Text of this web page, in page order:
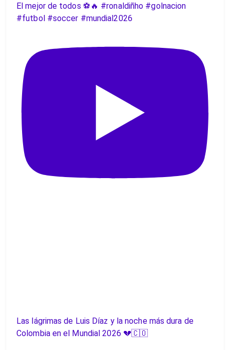
El mejor de todos ⚽️🔥 #ronaldiñho #golnacion
#futbol #soccer #mundial2026
Las lágrimas de Luis Díaz y la noche más dura de
Colombia en el Mundial 2026 💔🇨🇴